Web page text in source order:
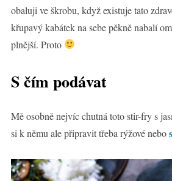
obaluji ve škrobu, když existuje tato
křupavý kabátek na sebe pěkně nabalí
plnější. Proto
S čím podávat
Mě osobně nejvíc chutná toto stir-fry s
si k němu ale připravit třeba rýžové nebo